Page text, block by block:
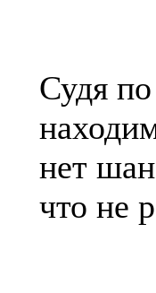
Судя
нет
что не